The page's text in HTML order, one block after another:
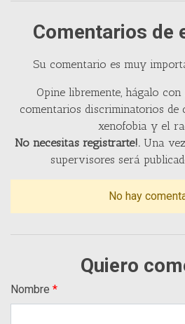
Comentarios de
Su comentario es muy
Opine libremente, hágalo
comentarios discriminatorios
xenofobia y el
No necesitas registrarte!.Una
supervisores será
No hay
Quiero
Nombre